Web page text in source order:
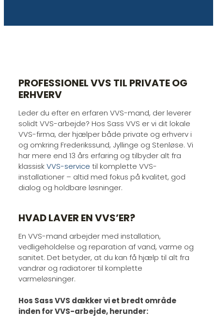
PROFESSIONEL VVS TIL PRIVATE OG
ERHVERV
Leder du efter en erfaren VVS-mand, der leverer
solidt VVS-arbejde? Hos Sass VVS er vi dit lokale
VVS-firma, der hjælper både private og erhverv i
og omkring Frederikssund, Jyllinge og Stenløse. Vi
har mere end 13 års erfaring og tilbyder alt fra
klassiskVVS-service til komplette VVS-
installationer – altid med fokus på kvalitet, god
dialog og holdbare løsninger.
HVAD LAVER EN VVS’ER?
En VVS-mand arbejder med installation,
vedligeholdelse og reparation af vand, varme og
sanitet. Det betyder, at du kan få hjælp til alt fra
vandrør og radiatorer til komplette
varmeløsninger.
Hos Sass VVS dækker vi et bredt område
inden for VVS-arbejde, herunder: